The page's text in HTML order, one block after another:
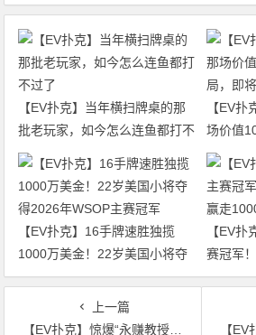
【EV扑克】当年横扫牌桌的那
批老玩家，如今怎么连鱼都打不
过了
【EV
场价值
局，即
【EV扑克】16手牌速胜独揽
1000万美金！22岁美国小将夺
得2026年WSOP主赛冠军
【EV
赛冠军
走1000
上一篇
【EV扑克】惊爆“永赚教授”Wesley打造人设招摇撞骗买凶入室行窃！
【EV扑克